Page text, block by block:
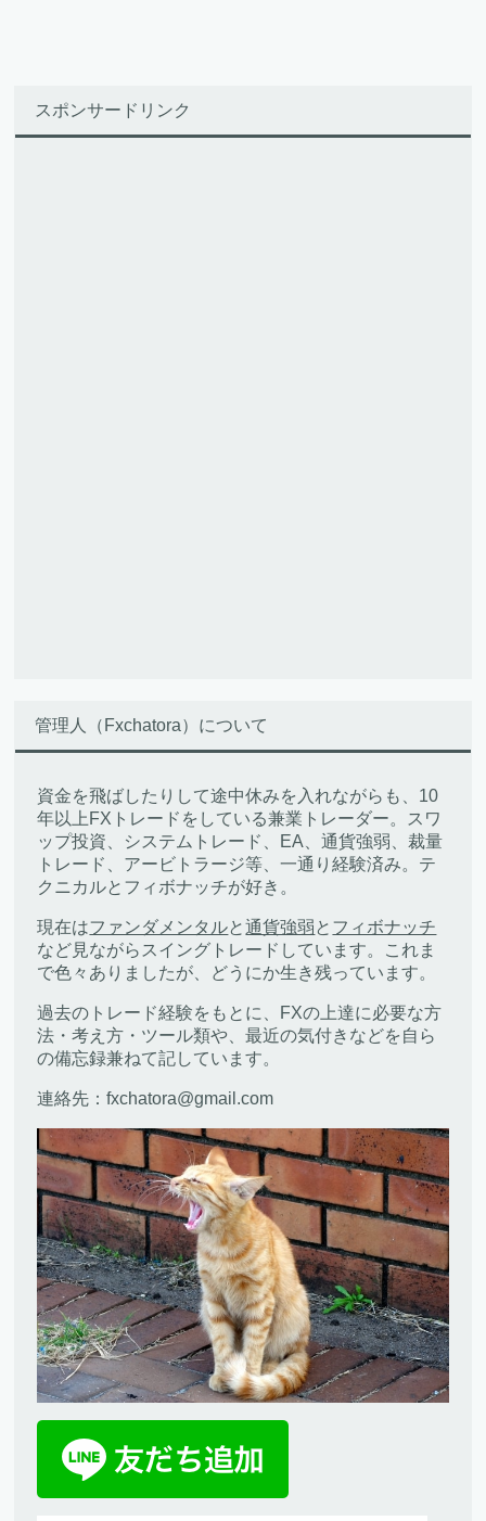
スポンサードリンク
管理人（Fxchatora）について
資金を飛ばしたりして途中休みを入れながらも、10
年以上FXトレードをしている兼業トレーダー。スワ
ップ投資、システムトレード、EA、通貨強弱、裁量
トレード、アービトラージ等、一通り経験済み。テ
クニカルとフィボナッチが好き。
現在はファンダメンタルと通貨強弱と フィボナッチ
など見ながらスイングトレードしています。これま
で色々ありましたが、どうにか生き残っています。
過去のトレード経験をもとに、FXの上達に必要な方
法・考え方・ツール類や、最近の気付きなどを自ら
の備忘録兼ねて記しています。
連絡先：fxchatora@gmail.com